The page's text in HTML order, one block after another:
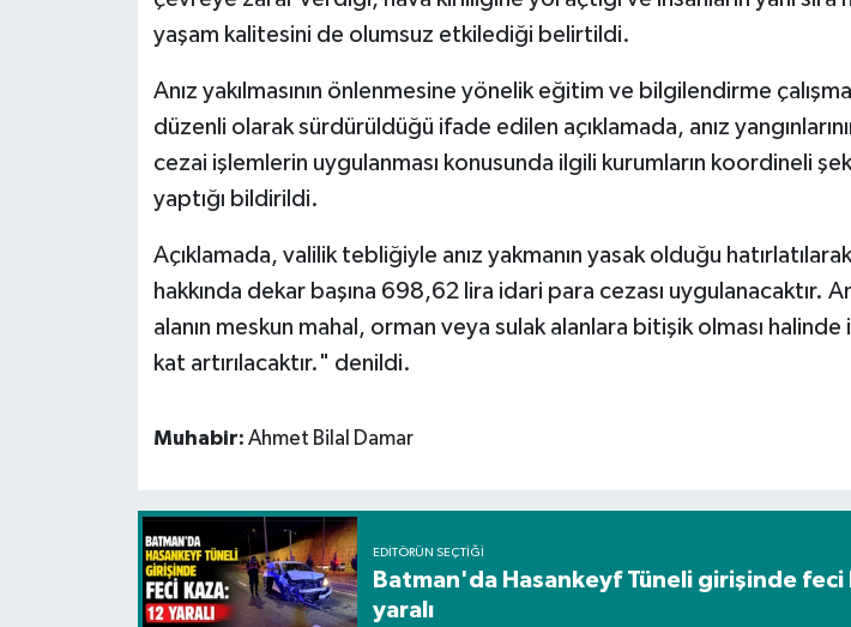
yaşam kalitesini de olumsuz etkilediği belirtildi.
Anız yakılmasının önlenmesine yönelik eğitim ve bilgilendirme
düzenli olarak sürdürüldüğü ifade edilen açıklamada, anız
cezai işlemlerin uygulanması konusunda ilgili kurumların koordineli
yaptığı bildirildi.
Açıklamada, valilik tebliğiyle anız yakmanın yasak olduğu
hakkında dekar başına 698,62 lira idari para cezası uygulanacaktır.
alanın meskun mahal, orman veya sulak alanlara bitişik olması
kat artırılacaktır." denildi.
Muhabir: Ahmet Bilal Damar
EDITÖRÜN SEÇTIĞI
Batman'da Hasankeyf Tüneli girişinde feci
yaralı